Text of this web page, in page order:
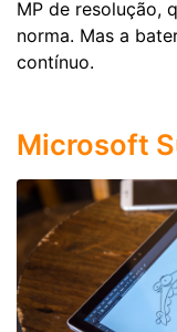
MP de resolução,
norma. Mas a
contínuo.
Microsoft